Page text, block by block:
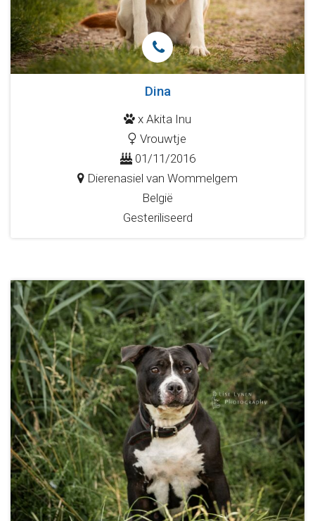
Dina
x Akita Inu
Vrouwtje
01/11/2016
Dierenasiel van Wommelgem
België
Gesteriliseerd